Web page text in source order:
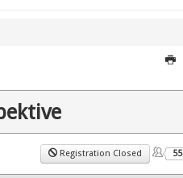
Registration Closed 55